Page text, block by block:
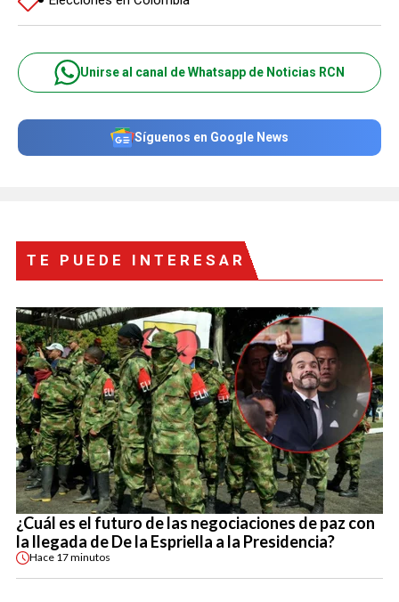
Unirse al canal de Whatsapp de Noticias RCN
Síguenos en Google News
TE PUEDE INTERESAR
¿Cuál es el futuro de las negociaciones de paz con
la llegada de De la Espriella a la Presidencia?
Hace 17 minutos